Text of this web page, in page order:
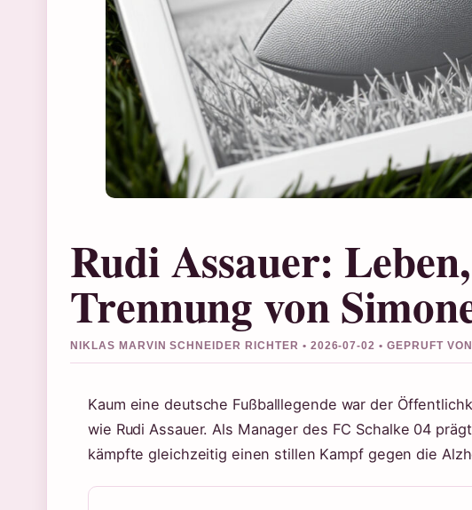
Rudi Assauer:
Trennung von
NIKLAS MARVIN SCHNEIDER RICHTER • 2026-07-02 • GEPRUFT
Kaum eine deutsche Fußballlegende war der
wie Rudi Assauer. Als Manager des FC Schalke 04
kämpfte gleichzeitig einen stillen Kampf gegen die